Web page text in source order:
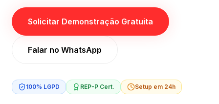
Solicitar Demonstração Gratuita
Falar no WhatsApp
100% LGPD REP-P Cert. Setup em 24h